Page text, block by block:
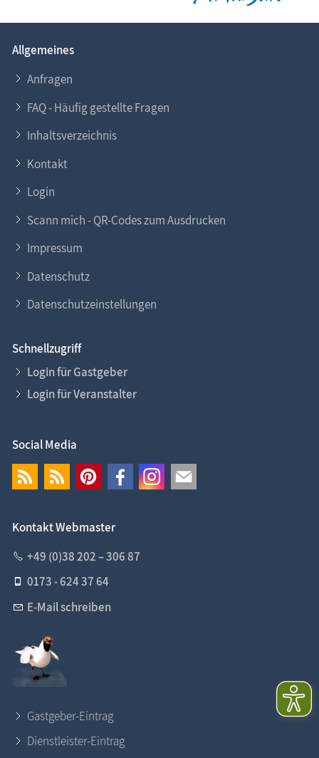
Allgemeines
Anfragen
FAQ - Häufig gestellte Fragen
Inhaltsverzeichnis
Kontakt
Login
Scann mich - QR-Codes zum Ausdrucken
Impressum
Datenschutz
Datenschutzeinstellungen
Schnellzugriff
Login für Gastgeber
Login für Veranstalter
Social Media
Kontakt Webmaster
+49 (0)38 202 – 306 87
0173 - 624 37 64
E-Mail schreiben
Gastgeber-Eintrag
Dienstleister-Eintrag